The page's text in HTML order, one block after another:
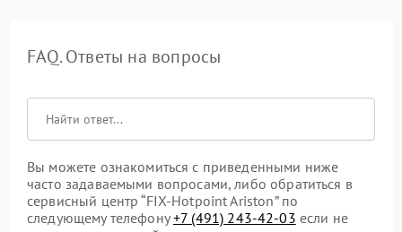
FAQ. Ответы на вопросы
Вы можете ознакомиться с приведенными ниже
часто задаваемыми вопросами, либо обратиться в
сервисный центр “FIX-Hotpoint Ariston” по
следующему телефону+7 (491) 243-42-03 если не